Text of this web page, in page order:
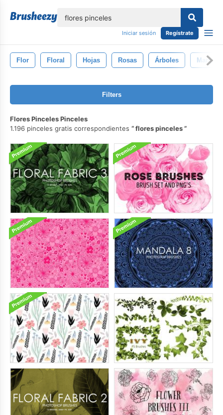
Iniciar sesión Regístrate
Flor Floral Hojas Rosas Árboles
Filters
Flores Pinceles Pinceles
1.196 pinceles gratis correspondientes
flores pinceles